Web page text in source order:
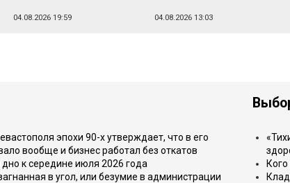
04.08.2026 19:59 04.08.2026 13:03
эпохи 90-х утверждает, что в его
вообще и бизнес работал без откатов
к середине июля 2026 года
в угол, или безумие в администрации